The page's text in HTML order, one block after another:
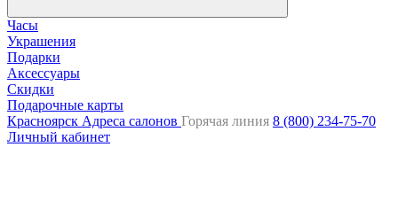
Часы
Украшения
Подарки
Аксессуары
Скидки
Подарочные карты
Красноярск Адреса салонов Горячая линия 8 (800) 234-75-70
Личный кабинет